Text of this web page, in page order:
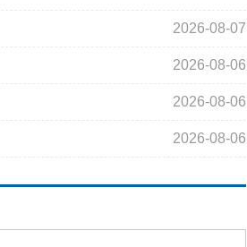
2026-08-07
2026-08-06
2026-08-06
2026-08-06